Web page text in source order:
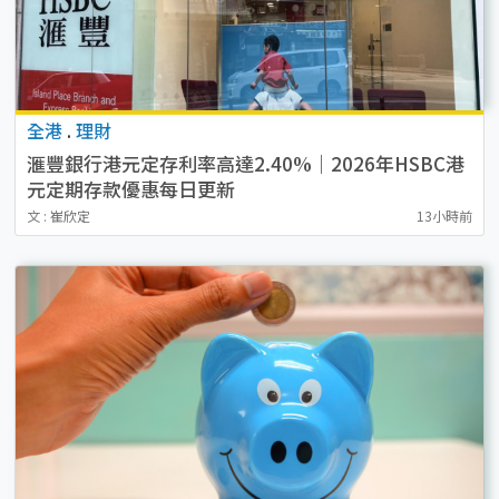
全港 . 理財
滙豐銀行港元定存利率高達2.40%｜2026年HSBC港
元定期存款優惠每日更新
文 : 崔欣定 13小時前